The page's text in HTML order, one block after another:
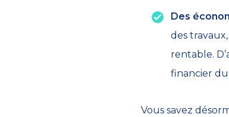
Des
des
rentable.
financier
Vous savez